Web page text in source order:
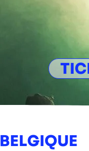
BELGIQUE